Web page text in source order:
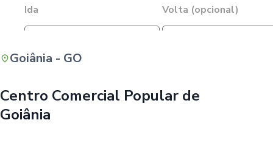
Ida Volta (opcional)
Goiânia - GO
Centro Comercial Popular de
Goiânia